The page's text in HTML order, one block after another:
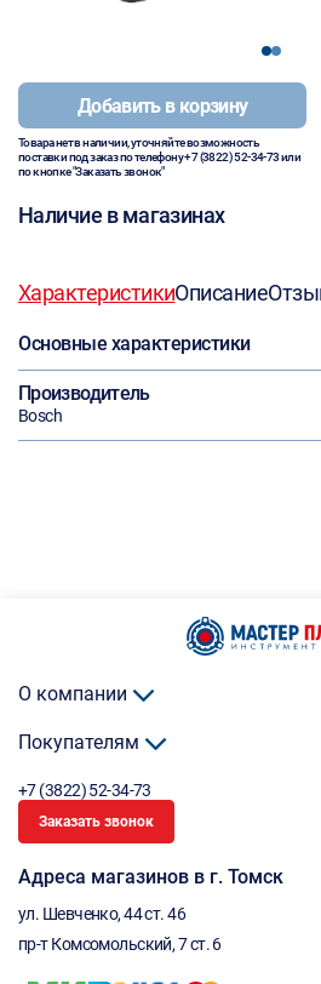
12
Добавить в корзину
Товара нет в наличии, уточняйте возможность
поставки под заказ по телефону+7 (3822) 52-34-73или
по кнопке "Заказать звонок"
Наличие в магазинах
ХарактеристикиОписание
Основные характеристики
Производитель
Bosch
О компании
Покупателям
+7 (3822) 52-34-73
Заказать звонок
Адреса магазинов в г. Томск
ул. Шевченко, 44 ст. 46
пр-т Комсомольский, 7 ст. 6